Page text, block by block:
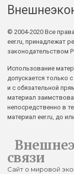
© 2004-2020 Все
eer.ru, принадлежат
законодательством
Использование
допускается только
и с обязательной
материал
непосредственно в
материал eer.ru, до
связи
Сайт о мировой